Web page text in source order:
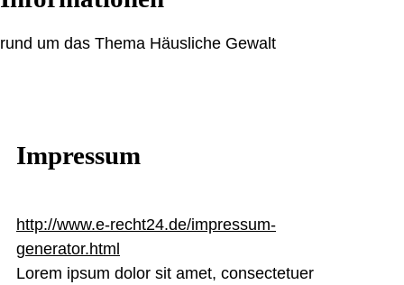
rund um das Thema Häusliche Gewalt
Impressum
http://www.e-recht24.de/impressum-
generator.html
Lorem ipsum dolor sit amet, consectetuer